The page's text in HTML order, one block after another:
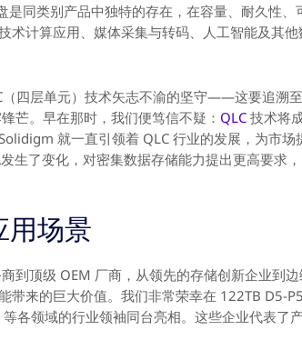
是同类别产品中独特的存在，在容量、耐久性、
术计算应用、媒体采集与转码、人工智能及其
四层单元）技术矢志不渝的坚守——这要追溯
芒。早在那时，我们便笃信不疑： QLC 技术将
就一直引领着 QLC 行业的发展，为市场
生了变化，对密集数据存储能力提出更高要求
用场景
到顶级 OEM 厂商，从领先的存储创新企业到
带来的巨大价值。我们非常荣幸在 122TB D5-
各领域的行业领袖同台亮相。这些企业代表了